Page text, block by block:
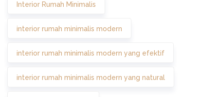
Interior Rumah Minimalis
interior rumah minimalis modern
interior rumah minimalis modern yang efektif
interior rumah minimalis modern yang natural